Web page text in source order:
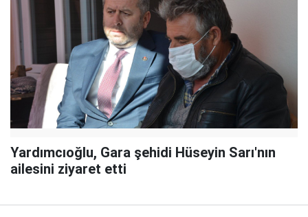
Yardımcıoğlu, Gara şehidi Hüseyin Sarı'nın
ailesini ziyaret etti